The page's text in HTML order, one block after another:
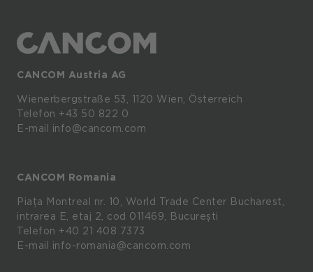
CANCOM Austria AG
Wienerbergstraße 53, 1120 Wien, Österreich
Telefon +43 50 822 0
E-mail info@cancom.com
CANCOM Romania
Piața Montreal nr. 10, World Trade Center Bucharest,
intrarea E, etaj 2, cod 011469, București
Telefon +40 21 408 7373
E-mail info-romania@cancom.com